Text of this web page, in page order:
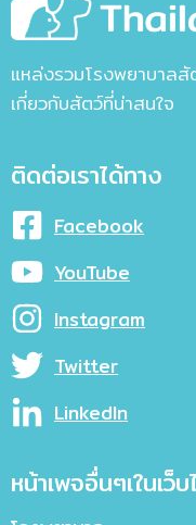
แหล่งรวมโรงพยาบาล
เกี่ยวกับสัตว์ที่น่าสนใจ
ติดต่อเราได้ทาง
Facebook
YouTube
Instagram
Twitter
LinkedIn
หน้าเพจอื่นๆเในเว็